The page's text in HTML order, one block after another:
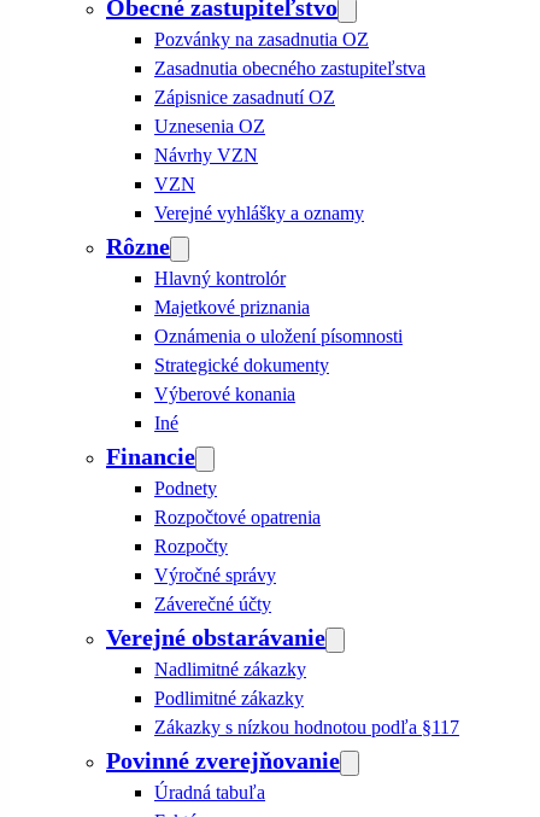
Obecné zastupiteľstvo
Pozvánky na zasadnutia OZ
Zasadnutia obecného zastupiteľstva
Zápisnice zasadnutí OZ
Uznesenia OZ
Návrhy VZN
VZN
Verejné vyhlášky a oznamy
Rôzne
Hlavný kontrolór
Majetkové priznania
Oznámenia o uložení písomnosti
Strategické dokumenty
Výberové konania
Iné
Financie
Podnety
Rozpočtové opatrenia
Rozpočty
Výročné správy
Záverečné účty
Verejné obstarávanie
Nadlimitné zákazky
Podlimitné zákazky
Zákazky s nízkou hodnotou podľa §117
Povinné zverejňovanie
Úradná tabuľa